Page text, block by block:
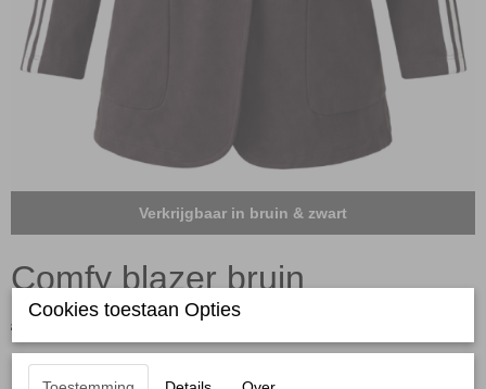
Verkrijgbaar in bruin & zwart
Comfy blazer bruin
€ 39,99
Op voorraad
Cookies toestaan Opties